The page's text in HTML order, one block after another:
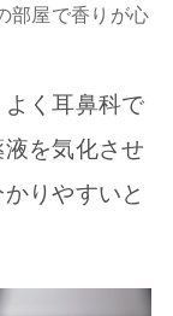
部屋で香りが心
く耳鼻科で
を気化させ
りやすいと